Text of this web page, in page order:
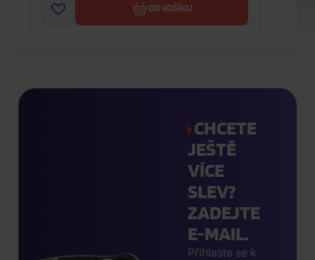
DO KOŠÍKU
CHCETE
JEŠTĚ
VÍCE
SLEV?
ZADEJTE
E-MAIL.
Přihlaste se k